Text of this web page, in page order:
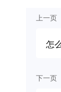
上一页
怎
下一页